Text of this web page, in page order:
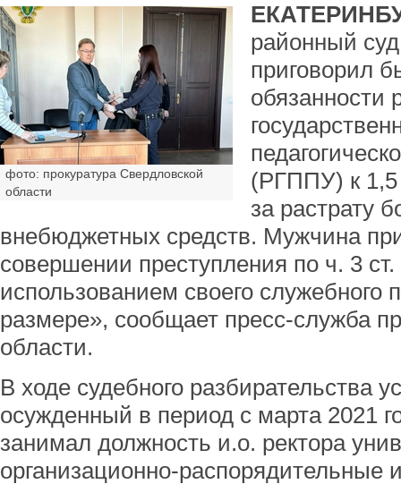
фото: прокуратура Свердловской
области
районный
приговорил
обязанности
(РГППУ) к 1,5
за растрату
внебюджетных средств. Мужчина
совершении преступления по ч. 3
использованием своего служебного
размере», сообщает пресс-служба
области.
В ходе судебного разбирательства
осужденный в период с марта 2021
занимал должность и.о. ректора
организационно-распорядительные